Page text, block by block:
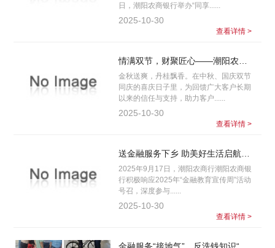
日，潮阳农商银行举办“同享......
2025-10-30
查看详情 >
金秋送爽，丹桂飘香。在中秋、国庆双节
同庆的喜庆日子里，为回馈广大客户长期
以来的信任与支持，助力客户......
2025-10-30
查看详情 >
2025年9月17日，潮阳农商行潮阳农商银
行积极响应2025年“金融教育宣传周”活动
号召，深度参与......
2025-10-30
查看详情 >
金融服务“接地气”，反洗钱知识“入民心”